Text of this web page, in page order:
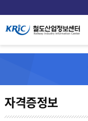
자격증정보